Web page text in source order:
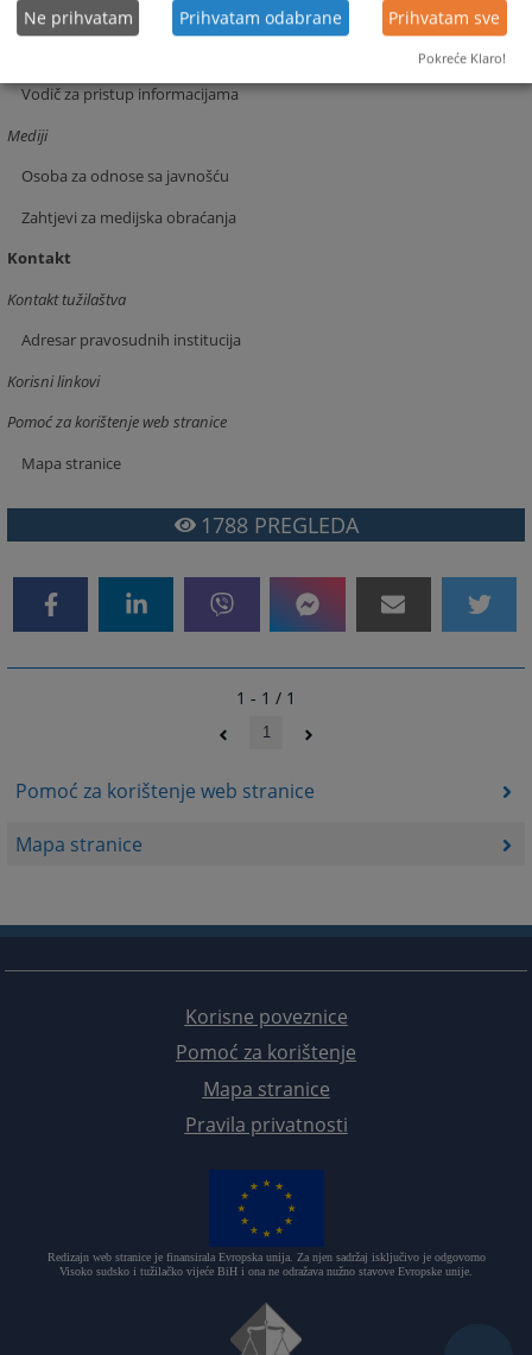
Pomoć za korištenje web stranice
Mapa stranice
Pristup informacijama
Vodič za pristup informacijama
Mediji
Osoba za odnose sa javnošću
Zahtjevi za medijska obraćanja
Kontakt
Kontakt tužilaštva
Adresar pravosudnih institucija
Korisni linkovi
Pomoć za korištenje web stranice
Mapa stranice
1788PREGLEDA
1 - 1 / 1
1
Korisne poveznice
Pomoć za korištenje
Mapa stranice
Pravila privatnosti
Redizajn web stranice je finansirala Evropska unija. Za njen sadržaj isključivo je odgovorno
Visoko sudsko i tužilačko vijeće BiH i ona ne odražava nužno stavove Evropske unije.
Ne prihvatam Prihvatam odabrane Prihvatam sve
Pokreće Klaro!